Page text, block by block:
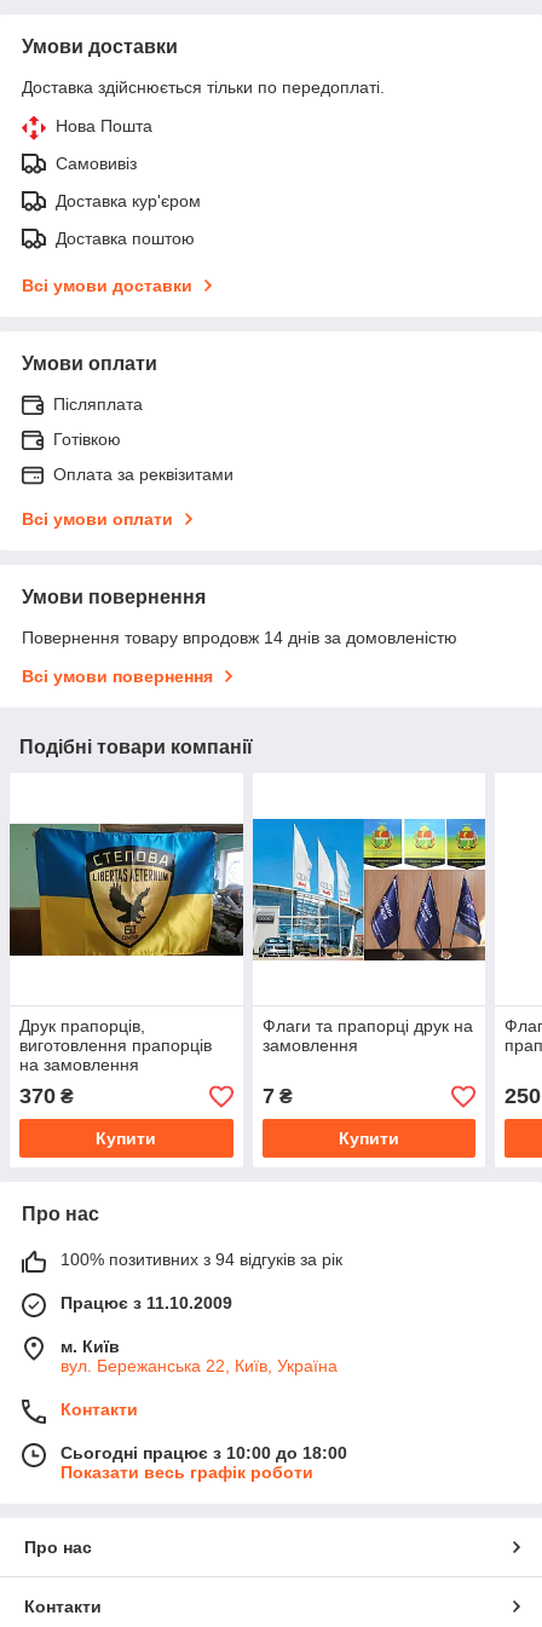
Умови доставки
Доставка здійснюється тільки по передоплаті.
Нова Пошта
Самовивіз
Доставка кур'єром
Доставка поштою
Всі умови доставки
Умови оплати
Післяплата
Готівкою
Оплата за реквізитами
Всі умови оплати
Умови повернення
Повернення товару впродовж 14 днів за домовленістю
Всі умови повернення
Подібні товари компанії
Друк прапорців,
виготовлення прапорців
на замовлення
370 ₴
Купити
Флаги та прапорці друк на
замовлення
7₴
Купити
250
Про нас
100% позитивних з 94 відгуків за рік
Працює з 11.10.2009
м. Київ
вул. Бережанська 22, Київ, Україна
Контакти
Сьогодні працює з 10:00 до 18:00
Показати весь графік роботи
Про нас
Контакти